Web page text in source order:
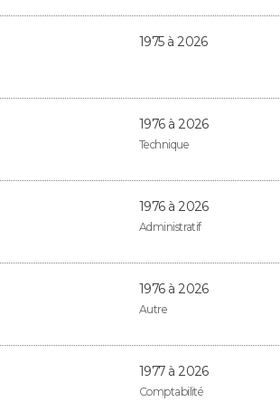
1975 à 2026
1976 à 2026
Technique
1976 à 2026
Administratif
1976 à 2026
Autre
1977 à 2026
Comptabilité